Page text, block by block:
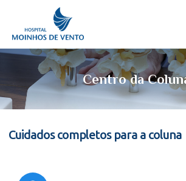
Centro da
Cuidados completos para a coluna